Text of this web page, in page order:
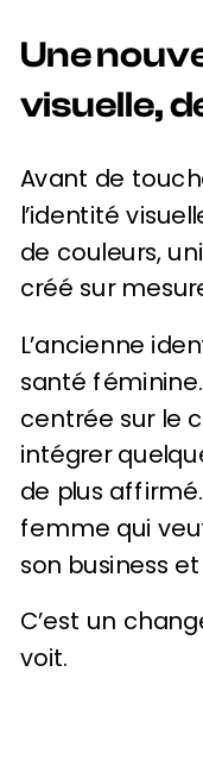
Une
visuelle,
Avant de
l’identité
de couleurs,
créé sur
L’ancienne
santé
centrée sur le
intégrer
de plus
femme qui
son business
C’est un
voit.